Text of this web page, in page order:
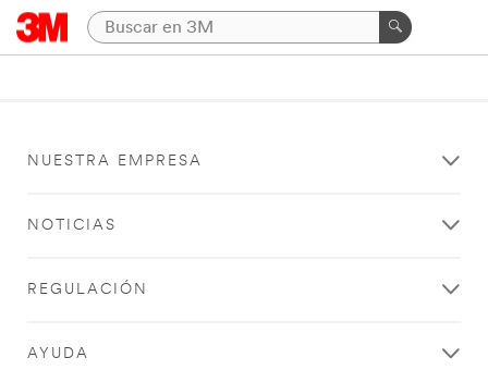
NUESTRA EMPRESA
NOTICIAS
REGULACIÓN
AYUDA